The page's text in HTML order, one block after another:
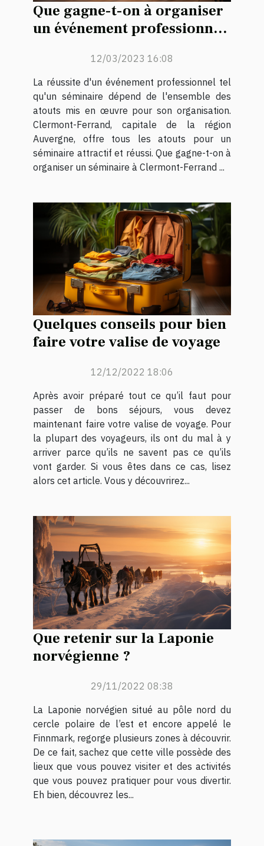
Que gagne-t-on à organiser
un événement professionnel
Clermont-Ferrand ?
12/03/2023 16:08
La réussite d'un événement professionnel tel
qu'un séminaire dépend de l'ensemble des
atouts mis en œuvre pour son organisation.
Clermont-Ferrand, capitale de la région
Auvergne, offre tous les atouts pour un
séminaire attractif et réussi. Que gagne-t-on à
organiser un séminaire à Clermont-Ferrand ...
Quelques conseils pour bien
faire votre valise de voyage
12/12/2022 18:06
Après avoir préparé tout ce qu’il faut pour
passer de bons séjours, vous devez
maintenant faire votre valise de voyage. Pour
la plupart des voyageurs, ils ont du mal à y
arriver parce qu’ils ne savent pas ce qu’ils
vont garder. Si vous êtes dans ce cas, lisez
alors cet article. Vous y découvrirez...
Que retenir sur la Laponie
norvégienne ?
29/11/2022 08:38
La Laponie norvégien situé au pôle nord du
cercle polaire de l’est et encore appelé le
Finnmark, regorge plusieurs zones à découvrir.
De ce fait, sachez que cette ville possède des
lieux que vous pouvez visiter et des activités
que vous pouvez pratiquer pour vous divertir.
Eh bien, découvrez les...